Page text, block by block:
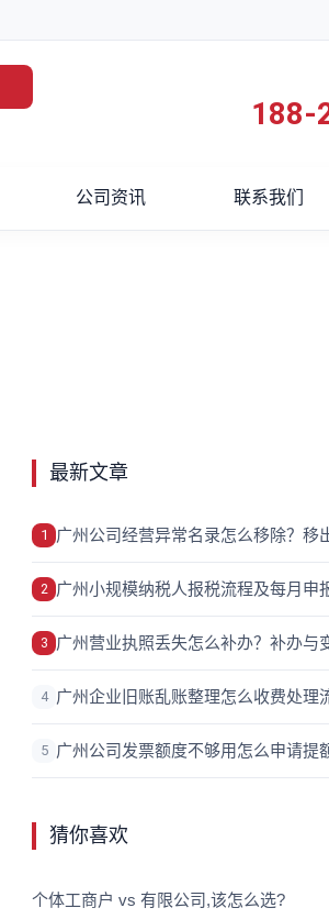
188-
公司资讯 联系我们
最新文章
1 广州公司经营异常名录怎么移除？移
2 广州小规模纳税人报税流程及每月申
3 广州营业执照丢失怎么补办？补办与
4 广州企业旧账乱账整理怎么收费处理
5 广州公司发票额度不够用怎么申请提
猜你喜欢
个体工商户 vs 有限公司,该怎么选?